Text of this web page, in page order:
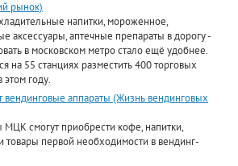
рынок)
напитки, мороженное,
аксессуары, аптечные препараты в дорогу -
в московском метро стало ещё удобнее.
на 55 станциях разместить 400 торговых
этом году.
вендинговые аппараты (Жизнь вендинговых
смогут приобрести кофе, напитки,
товары первой необходимости в вендинг-